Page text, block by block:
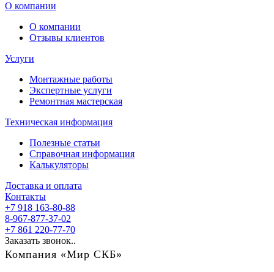
О компании
О компании
Отзывы клиентов
Услуги
Монтажные работы
Экспертные услуги
Ремонтная мастерская
Техническая информация
Полезные статьи
Справочная информация
Калькуляторы
Доставка и оплата
Контакты
+7 918 163-80-88
8-967-877-37-02
+7 861 220-77-70
Заказать звонок..
Компания «Мир СКБ»